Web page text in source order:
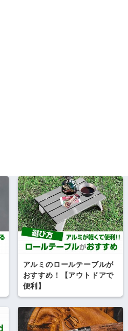
アルミのロールテーブルが
おすすめ！【アウトドアで
便利】